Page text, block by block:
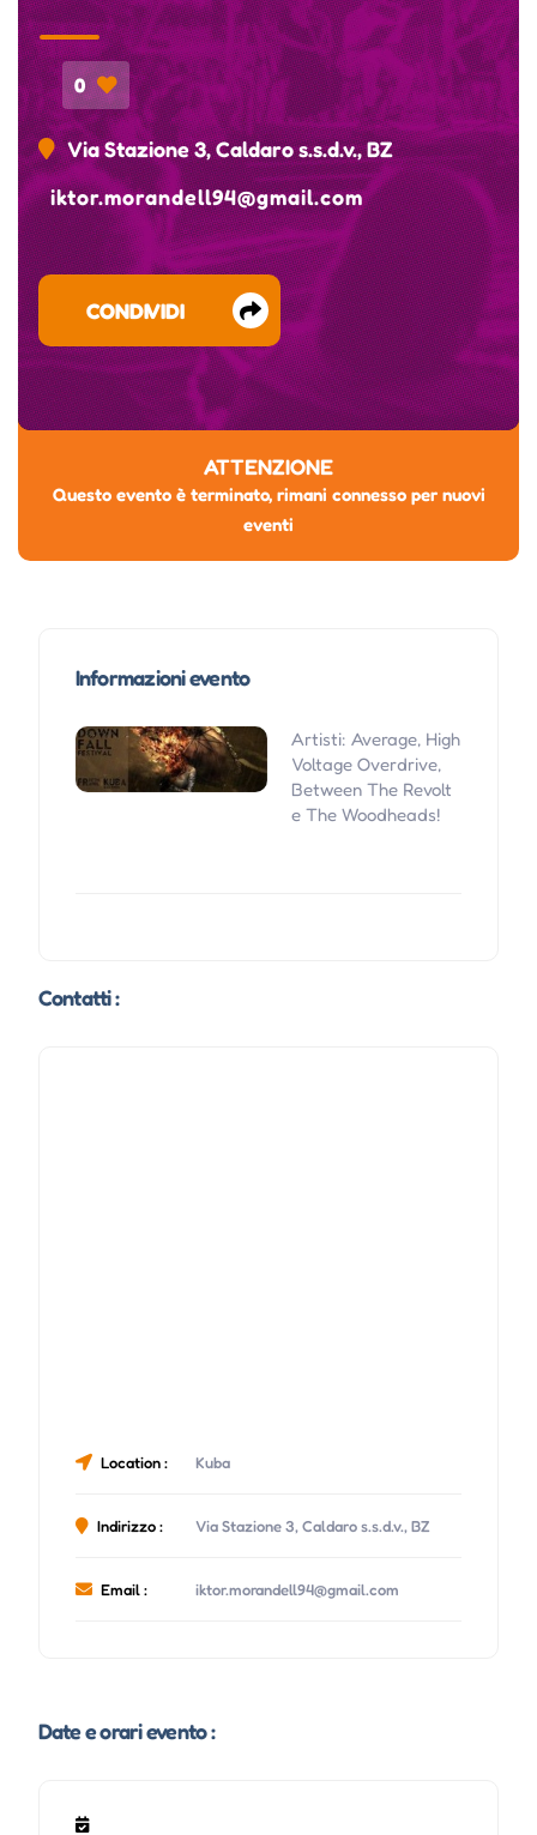
0
Via Stazione 3, Caldaro s.s.d.v., BZ
iktor.morandell94@gmail.com
CONDIVIDI
ATTENZIONE
Questo evento è terminato, rimani connesso per nuovi
eventi
Informazioni evento
Artisti: Average, High
Voltage Overdrive,
Between The Revolt
e The Woodheads!
Contatti :
Location : Kuba
Indirizzo : Via Stazione 3, Caldaro s.s.d.v., BZ
Email : iktor.morandell94@gmail.com
Date e orari evento :